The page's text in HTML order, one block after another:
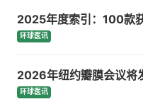
2025年度索引：100款
环球医讯
2026年纽约瓣膜会议将
环球医讯